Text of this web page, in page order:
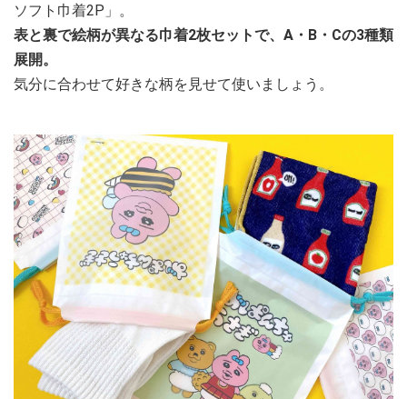
ソフト巾着2P」。
表と裏で絵柄が異なる巾着2枚セットで、A・B・Cの3種類
展開。
気分に合わせて好きな柄を見せて使いましょう。